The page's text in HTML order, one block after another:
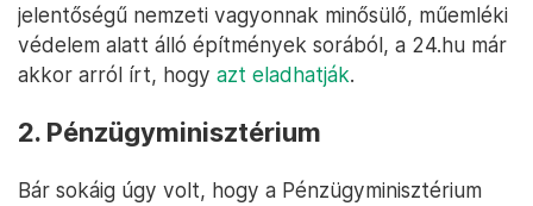
jelentőségű nemzeti vagyonnak minősülő, műemléki
védelem alatt álló építmények sorából, a 24.hu már
akkor arról írt, hogy azt eladhatják.
2. Pénzügyminisztérium
Bár sokáig úgy volt, hogy a Pénzügyminisztérium